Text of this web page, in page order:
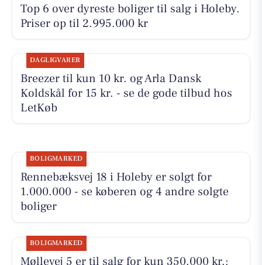
Top 6 over dyreste boliger til salg i Holeby.
Priser op til 2.995.000 kr
DAGLIGVARER
Breezer til kun 10 kr. og Arla Dansk
Koldskål for 15 kr. - se de gode tilbud hos
LetKøb
BOLIGMARKED
Rennebæksvej 18 i Holeby er solgt for
1.000.000 - se køberen og 4 andre solgte
boliger
BOLIGMARKED
Møllevej 5 er til salg for kun 350.000 kr.: